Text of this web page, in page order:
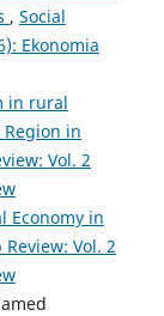
, Social
Ekonomia
in rural
in
Vol. 2
Economy in
Vol. 2